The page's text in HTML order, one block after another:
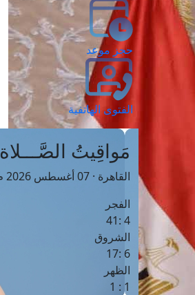
حجز موعد
الفتوى الهاتفية
مَواقِيتُ الصَّـــلاة
القاهرة · 07 أغسطس 2026 م
الفجر
4 :41
الشروق
6 :17
الظهر
1 : 1